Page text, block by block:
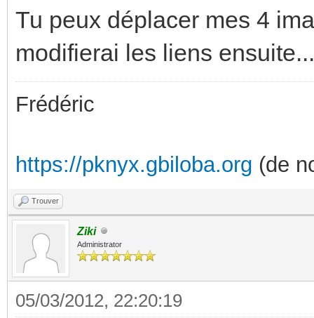
Tu peux déplacer mes 4
modifierai les liens ensuite...
Frédéric
https://pknyx.gbiloba.org (de
Trouver
Ziki
Administrator
05/03/2012, 22:20:19